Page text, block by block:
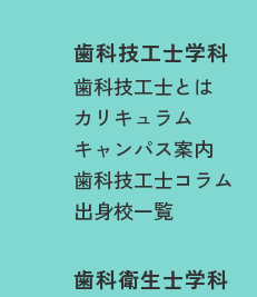
歯科技工士学科
歯科技工士とは
カリキュラム
キャンパス案内
歯科技工士コラム
出身校一覧
歯科衛生士学科